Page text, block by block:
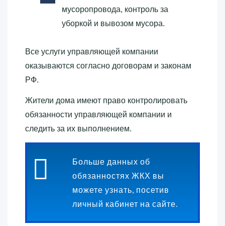
мусоропровода, контроль за
уборкой и вывозом мусора.
Все услуги управляющей компании
оказываются согласно договорам и законам
РФ.
Жители дома имеют право контролировать
обязанности управляющей компании и
следить за их выполнением.
Больше данных об
обязанностях ЖКХ вы
можете узнать, посетив
личный кабинет на сайте.